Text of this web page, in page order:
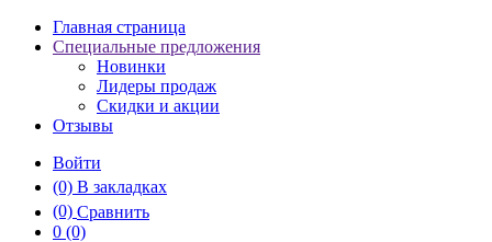
Главная страница
Специальные предложения
Новинки
Лидеры продаж
Скидки и акции
Отзывы
Войти
(0) В закладках
(0) Сравнить
0 (0)